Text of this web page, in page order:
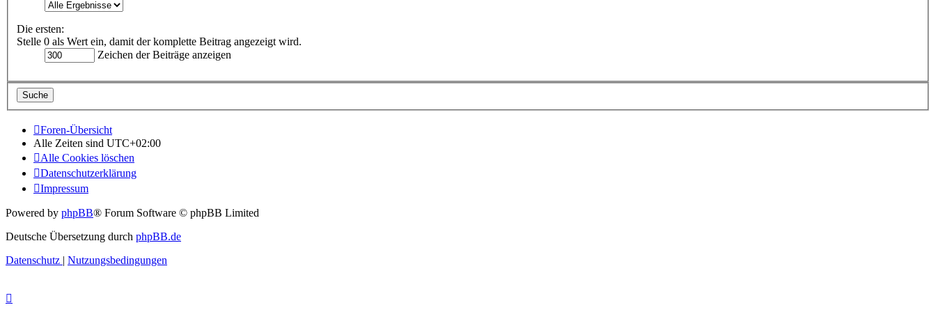
Die ersten:
Stelle 0 als Wert ein, damit der komplette Beitrag angezeigt wird.
Zeichen der Beiträge anzeigen
Foren-Übersicht
Alle Zeiten sind UTC+02:00
Alle Cookies löschen
Datenschutzerklärung
Impressum
Powered by phpBB® Forum Software © phpBB Limited
Deutsche Übersetzung durch phpBB.de
Datenschutz | Nutzungsbedingungen